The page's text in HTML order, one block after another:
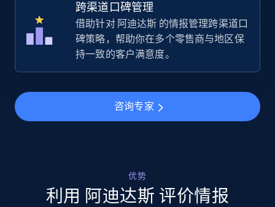
668+ 立即开始
TikTok Shop - Collect TikTok shop products
by keywords search
URL, Title, Available, Description, Currency, Initial
跨渠道口碑管理
借助针对 阿迪达斯 的情报管理跨渠道口
碑策略，帮助你在多个零售商与地区保
持一致的客户满意度。
咨询专家
优势
利用 阿迪达斯 评价情报